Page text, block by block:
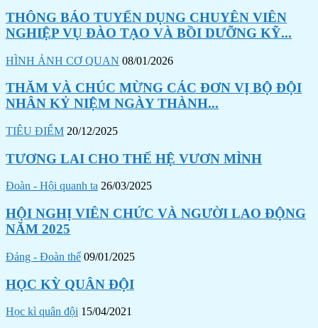
THÔNG BÁO TUYỂN DỤNG CHUYÊN VIÊN
NGHIỆP VỤ ĐÀO TẠO VÀ BỒI DƯỠNG KỸ...
HÌNH ẢNH CƠ QUAN 08/01/2026
THĂM VÀ CHÚC MỪNG CÁC ĐƠN VỊ BỘ ĐỘI
NHÂN KỶ NIỆM NGÀY THÀNH...
TIÊU ĐIỂM 20/12/2025
TƯƠNG LAI CHO THẾ HỆ VƯƠN MÌNH
Đoàn - Hội quanh ta 26/03/2025
HỘI NGHỊ VIÊN CHỨC VÀ NGƯỜI LAO ĐỘNG
NĂM 2025
Đảng - Đoàn thể 09/01/2025
HỌC KỲ QUÂN ĐỘI
Học kì quân đội 15/04/2021